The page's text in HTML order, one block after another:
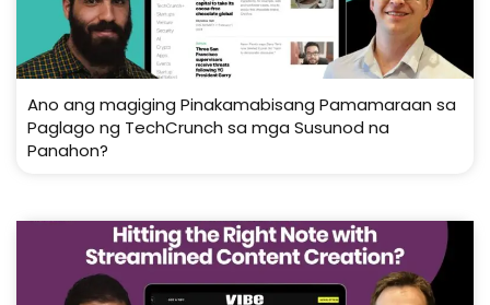
Ano ang magiging Pinakamabisang Pamamaraan sa
Paglago ng TechCrunch sa mga Susunod na
Panahon?